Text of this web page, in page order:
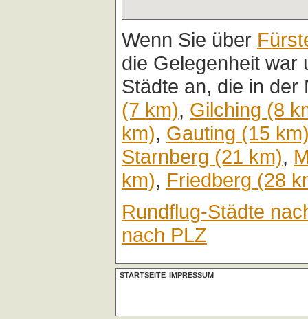
Wenn Sie über
die Gelegenheit war
Städte an, die in
(7 km), Gilching (8
km), Gauting (15
Starnberg (21 km),
km), Friedberg (28
Rundflug-Städte
nach PLZ
STARTSEITE IMPRESSUM